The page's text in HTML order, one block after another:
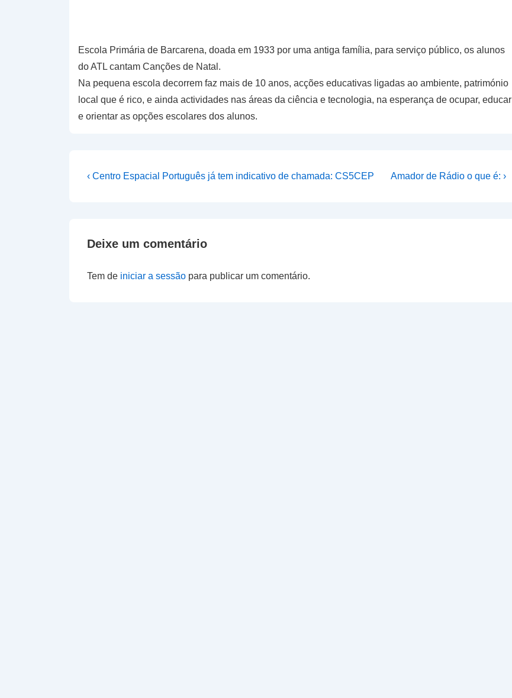
Escola Primária de Barcarena, doada em 1933 por uma antiga família, para serviço público, os alunos
do ATL cantam Canções de Natal.
Na pequena escola decorrem faz mais de 10 anos, acções educativas ligadas ao ambiente, património
local que é rico, e ainda actividades nas áreas da ciência e tecnologia, na esperança de ocupar, educar
e orientar as opções escolares dos alunos.
Navegação
Previous
‹ Centro Espacial Português já tem indicativo de chamada: CS5CEP
Next
Amador de Rádio o que é: ›
Deixe um comentário
Tem de iniciar a sessão para publicar um comentário.